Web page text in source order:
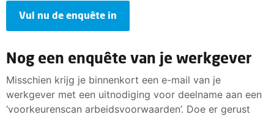
Vul nu de enquête in
Nog een enquête van je werkgever
Misschien krijg je binnenkort een e-mail van je
werkgever met een uitnodiging voor deelname aan een
‘voorkeurenscan arbeidsvoorwaarden’. Doe er gerust